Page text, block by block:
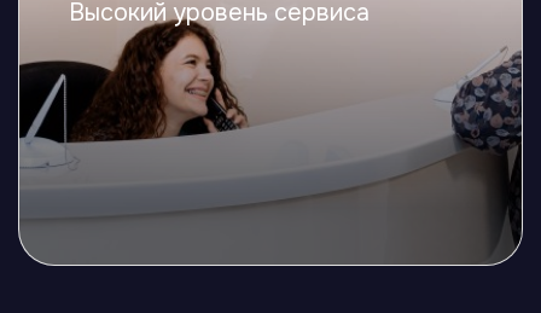
Высокий уровень сервиса